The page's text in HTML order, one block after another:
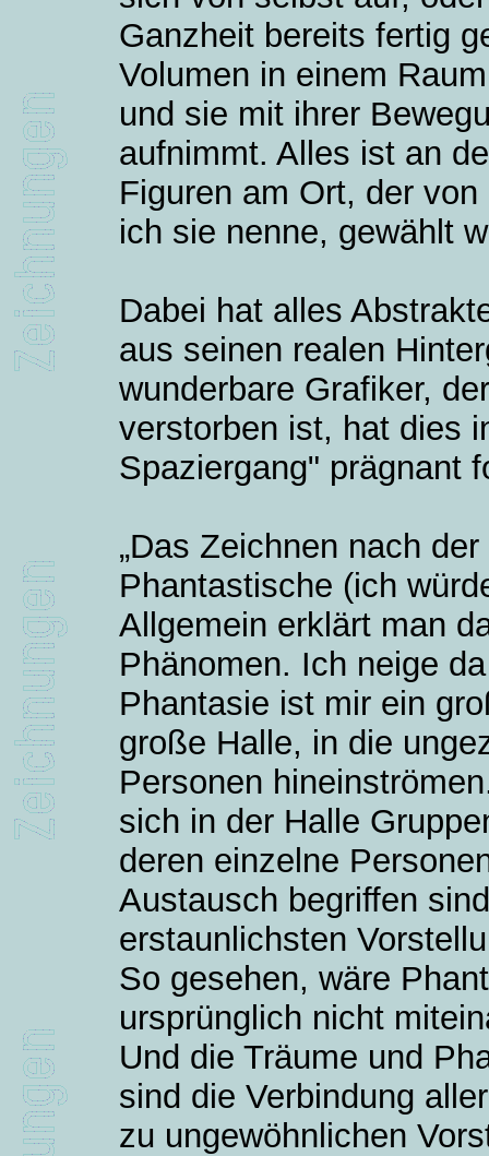
Ganzheit bereits fertig
Volumen in einem
und sie mit ihrer
aufnimmt. Alles ist an
Figuren am Ort, der von
ich sie nenne, gewählt
Dabei hat alles
aus seinen realen
wunderbare Grafiker,
verstorben ist, hat dies
Spaziergang" prägnant
„Das Zeichnen nach
Phantastische (ich
Allgemein erklärt man
Phänomen. Ich neige
Phantasie ist mir ein
große Halle, in die
Personen
sich in der Halle
deren einzelne
Austausch begriffen
erstaunlichsten
So gesehen, wäre
ursprünglich nicht
Und die Träume und
sind die Verbindung
zu ungewöhnlichen